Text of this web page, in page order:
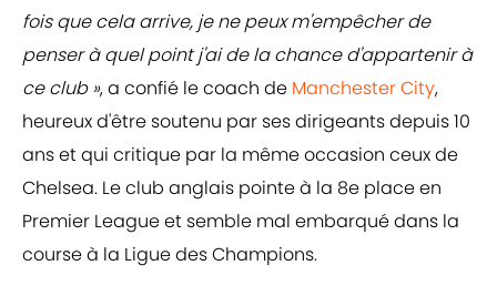
fois que cela arrive, je ne peux m'empêcher de
penser à quel point j'ai de la chance d'appartenir à
ce club », a confié le coach de Manchester City,
heureux d'être soutenu par ses dirigeants depuis 10
ans et qui critique par la même occasion ceux de
Chelsea. Le club anglais pointe à la 8e place en
Premier League et semble mal embarqué dans la
course à la Ligue des Champions.